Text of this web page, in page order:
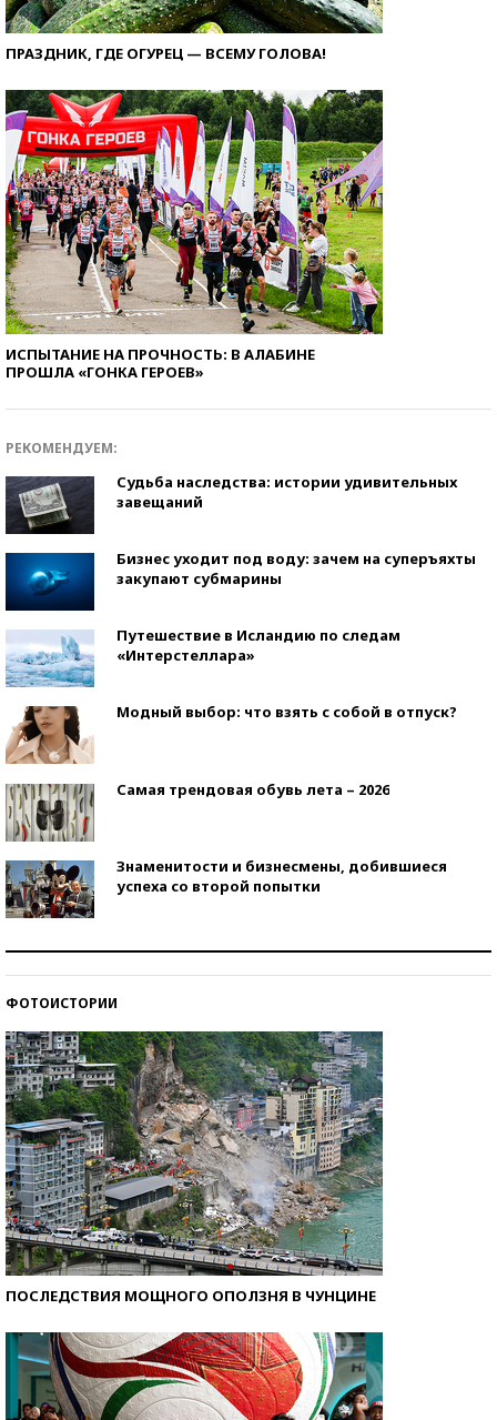
ПРАЗДНИК, ГДЕ ОГУРЕЦ — ВСЕМУ ГОЛОВА!
ИСПЫТАНИЕ НА ПРОЧНОСТЬ: В АЛАБИНЕ
ПРОШЛА «ГОНКА ГЕРОЕВ»
РЕКОМЕНДУЕМ:
Судьба наследства: истории удивительных
завещаний
Бизнес уходит под воду: зачем на суперъяхты
закупают субмарины
Путешествие в Исландию по следам
«Интерстеллара»
Модный выбор: что взять с собой в отпуск?
Самая трендовая обувь лета – 2026
Знаменитости и бизнесмены, добившиеся
успеха со второй попытки
ФОТОИСТОРИИ
ПОСЛЕДСТВИЯ МОЩНОГО ОПОЛЗНЯ В ЧУНЦИНЕ